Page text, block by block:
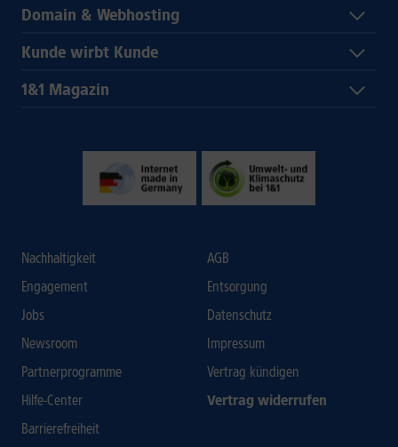
Domain & Webhosting
Kunde wirbt Kunde
1&1 Magazin
Nachhaltigkeit
Engagement
Jobs
Newsroom
Partnerprogramme
Hilfe-Center
Barrierefreiheit
AGB
Entsorgung
Datenschutz
Impressum
Vertrag kündigen
Vertrag widerrufen